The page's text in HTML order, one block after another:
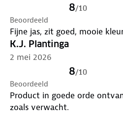
8/10
Beoordeeld
Fijne jas, zit goed, mooie
K.J. Plantinga
2 mei 2026
8/10
Beoordeeld
Product in goede orde
zoals verwacht.